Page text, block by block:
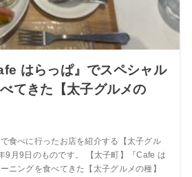
はらっぱ』でスペシャル
てきた【太子グルメの
食べに行ったお店を紹介する【太子グル
9月9日のものです。 【太子町】『Cafe は
ニングを食べてきた【太子グルメの種】